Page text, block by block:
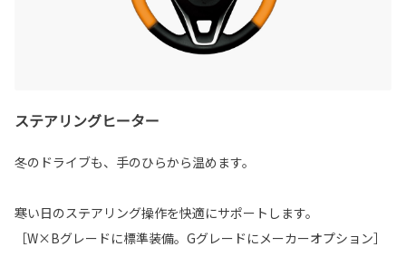
ステアリングヒーター
冬のドライブも、手のひらから温めます。
寒い日のステアリング操作を快適にサポートします。
［W×Bグレードに標準装備。Gグレードにメーカーオプション］